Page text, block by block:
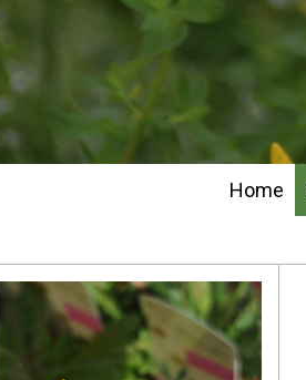
Home